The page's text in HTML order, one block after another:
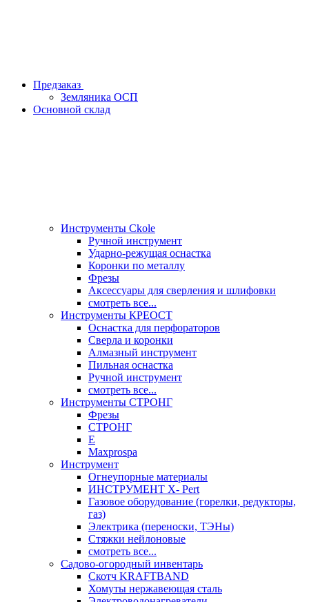
Предзаказ
Земляника ОСП
Основной склад
Инструменты Ckole
Ручной инструмент
Ударно‑режущая оснастка
Коронки по металлу
Фрезы
Аксессуары для сверления и шлифовки
смотреть все...
Инструменты КРЕОСТ
Оснастка для перфораторов
Сверла и коронки
Алмазный инструмент
Пильная оснастка
Ручной инструмент
смотреть все...
Инструменты СТРОНГ
Фрезы
СТРОНГ
Е
Maxprospa
Инструмент
Огнеупорные материалы
ИНСТРУМЕНТ X- Pert
Газовое оборудование (горелки, редукторы,
газ)
Электрика (переноски, ТЭНы)
Стяжки нейлоновые
смотреть все...
Садово-огородный инвентарь
Скотч KRAFTBAND
Хомуты нержавеющая сталь